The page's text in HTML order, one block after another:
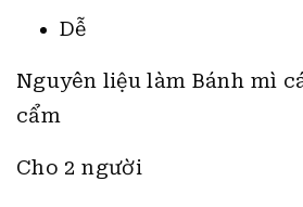
Chế biến
25 phút
Độ khó
Dễ